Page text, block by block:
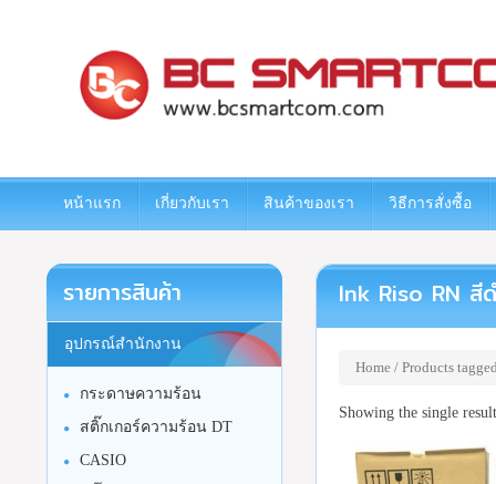
หน้าแรก เกี่ยวกับเรา สินค้าของเรา วิธีการสั่งซื้อ
Ink Riso RN สี
Home/ Products
Showing the single result
รายการสินค้า
อุปกรณ์สำนักงาน
กระดาษความร้อน
สติ๊กเกอร์ความร้อน DT
CASIO